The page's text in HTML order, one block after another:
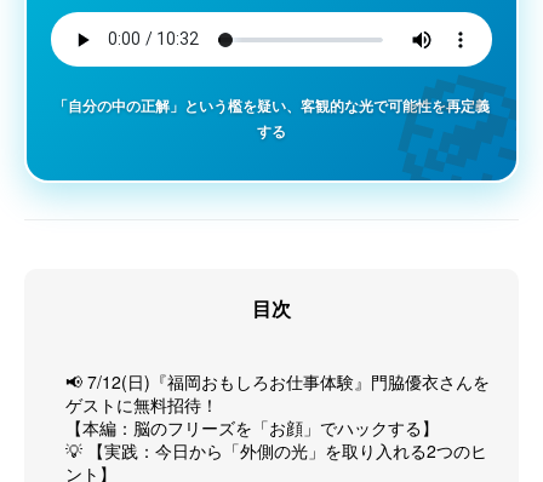
「自分の中の正解」という檻を疑い、客観的な光で可能性を再定義
する
目次
📢 7/12(日)『福岡おもしろお仕事体験』門脇優衣さんを
ゲストに無料招待！
【本編：脳のフリーズを「お顔」でハックする】
💡 【実践：今日から「外側の光」を取り入れる2つのヒ
ント】